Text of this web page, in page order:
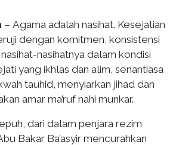
– Agama adalah nasihat. Kesejatian
dengan komitmen, konsistensi
nasihatnya dalam kondisi
yang ikhlas dan alim, senantiasa
tauhid, menyiarkan jihad dan
amar ma’ruf nahi munkar.
dari dalam penjara rezim
Bakar Ba’asyir mencurahkan